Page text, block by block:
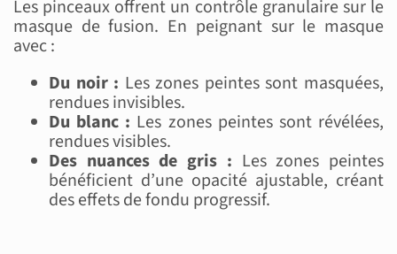
Les pinceaux offrent un contrôle granulaire sur le
masque de fusion. En peignant sur le masque
avec :
Du noir : Les zones peintes sont masquées,
rendues invisibles.
Du blanc : Les zones peintes sont révélées,
rendues visibles.
Des nuances de gris : Les zones peintes
bénéficient d’une opacité ajustable, créant
des effets de fondu progressif.